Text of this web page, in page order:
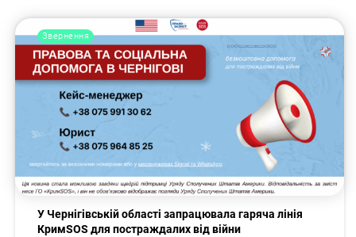
Звернення
У Чернігівській області запрацювала гаряча лінія
КримSOS для постраждалих від війни